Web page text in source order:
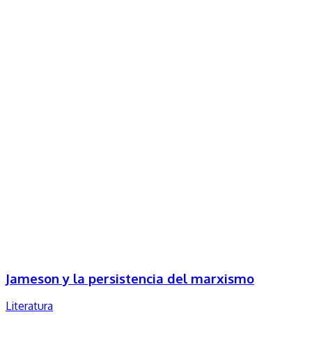
Jameson y la persistencia del marxismo
Literatura